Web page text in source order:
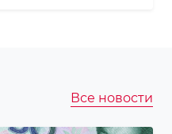
Все новости